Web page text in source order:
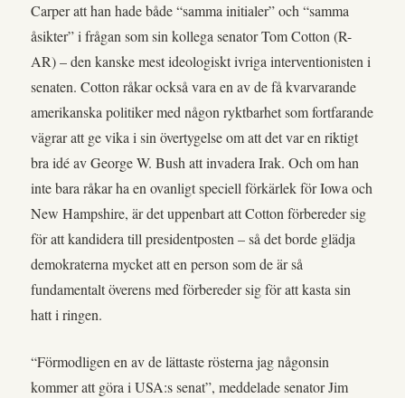
Carper att han hade både “samma initialer” och “samma
åsikter” i frågan som sin kollega senator Tom Cotton (R-
AR) – den kanske mest ideologiskt ivriga interventionisten i
senaten. Cotton råkar också vara en av de få kvarvarande
amerikanska politiker med någon ryktbarhet som fortfarande
vägrar att ge vika i sin övertygelse om att det var en riktigt
bra idé av George W. Bush att invadera Irak. Och om han
inte bara råkar ha en ovanligt speciell förkärlek för Iowa och
New Hampshire, är det uppenbart att Cotton förbereder sig
för att kandidera till presidentposten – så det borde glädja
demokraterna mycket att en person som de är så
fundamentalt överens med förbereder sig för att kasta sin
hatt i ringen.
“Förmodligen en av de lättaste rösterna jag någonsin
kommer att göra i USA:s senat”, meddelade senator Jim